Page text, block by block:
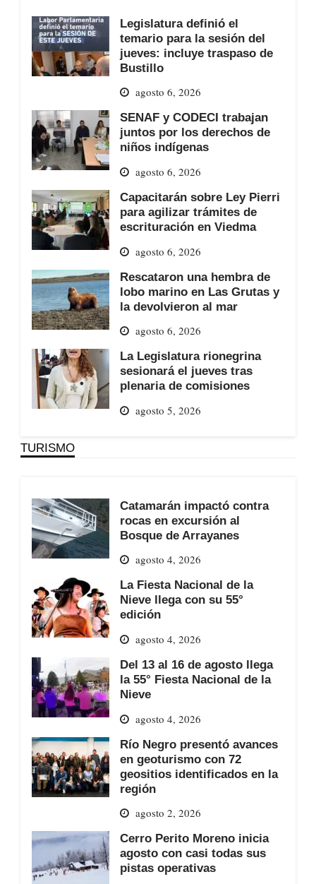
Legislatura definió el
temario para la sesión del
jueves: incluye traspaso de
Bustillo
agosto 6, 2026
SENAF y CODECI trabajan
juntos por los derechos de
niños indígenas
agosto 6, 2026
Capacitarán sobre Ley Pierri
para agilizar trámites de
escrituración en Viedma
agosto 6, 2026
Rescataron una hembra de
lobo marino en Las Grutas y
la devolvieron al mar
agosto 6, 2026
La Legislatura rionegrina
sesionará el jueves tras
plenaria de comisiones
agosto 5, 2026
TURISMO
Catamarán impactó contra
rocas en excursión al
Bosque de Arrayanes
agosto 4, 2026
La Fiesta Nacional de la
Nieve llega con su 55°
edición
agosto 4, 2026
Del 13 al 16 de agosto llega
la 55° Fiesta Nacional de la
Nieve
agosto 4, 2026
Río Negro presentó avances
en geoturismo con 72
geositios identificados en la
región
agosto 2, 2026
Cerro Perito Moreno inicia
agosto con casi todas sus
pistas operativas